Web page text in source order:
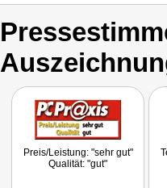
Preis/Leistung: "sehr gut"
Qualität: "gut"